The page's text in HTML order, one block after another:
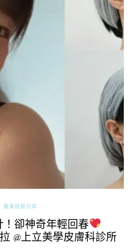
醫美經驗分享
卻神奇年輕回春
@上立美學皮膚科診所